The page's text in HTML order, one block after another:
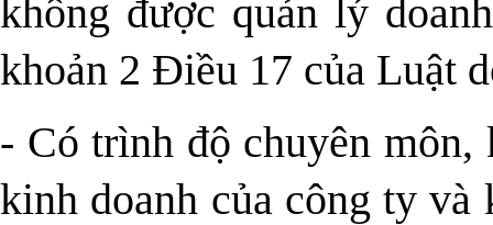
không được quản lý
khoản 2 Điều 17 của Luật
- Có trình độ chuyên
kinh doanh của công ty